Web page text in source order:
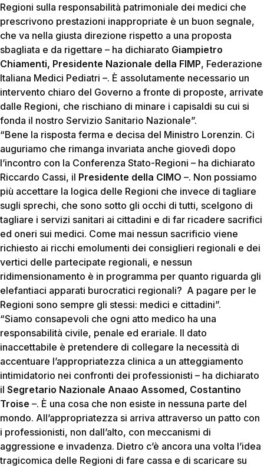
Regioni sulla responsabilità patrimoniale dei medici che
prescrivono prestazioni inappropriate è un buon segnale,
che va nella giusta direzione rispetto a una proposta
sbagliata e da rigettare – ha dichiarato Giampietro
Chiamenti, Presidente Nazionale della FIMP, Federazione
Italiana Medici Pediatri –. È assolutamente necessario un
intervento chiaro del Governo a fronte di proposte, arrivate
dalle Regioni, che rischiano di minare i capisaldi su cui si
fonda il nostro Servizio Sanitario Nazionale”.
“Bene la risposta ferma e decisa del Ministro Lorenzin. Ci
auguriamo che rimanga invariata anche giovedì dopo
l’incontro con la Conferenza Stato-Regioni – ha dichiarato
Riccardo Cassi, il Presidente della CIMO –. Non possiamo
più accettare la logica delle Regioni che invece di tagliare
sugli sprechi, che sono sotto gli occhi di tutti, scelgono di
tagliare i servizi sanitari ai cittadini e di far ricadere sacrifici
ed oneri sui medici. Come mai nessun sacrificio viene
richiesto ai ricchi emolumenti dei consiglieri regionali e dei
vertici delle partecipate regionali, e nessun
ridimensionamento è in programma per quanto riguarda gli
elefantiaci apparati burocratici regionali? A pagare per le
Regioni sono sempre gli stessi: medici e cittadini”.
“Siamo consapevoli che ogni atto medico ha una
responsabilità civile, penale ed erariale. Il dato
inaccettabile è pretendere di collegare la necessità di
accentuare l’appropriatezza clinica a un atteggiamento
intimidatorio nei confronti dei professionisti – ha dichiarato
il Segretario Nazionale Anaao Assomed, Costantino
Troise –. È una cosa che non esiste in nessuna parte del
mondo. All’appropriatezza si arriva attraverso un patto con
i professionisti, non dall’alto, con meccanismi di
aggressione e invadenza. Dietro c’è ancora una volta l’idea
tragicomica delle Regioni di fare cassa e di scaricare su